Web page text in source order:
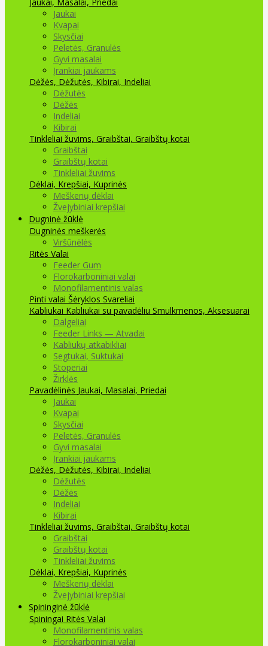
Jaukai
Kvapai
Skysčiai
Peletės, Granulės
Gyvi masalai
Įrankiai jaukams
Dėžės, Dėžutės, Kibirai, Indeliai
Dėžutės
Dėžės
Indeliai
Kibirai
Tinkleliai žuvims, Graibštai, Graibštų kotai
Graibštai
Graibštų kotai
Tinkleliai žuvims
Dėklai, Krepšiai, Kuprinės
Meškerių dėklai
Žvejybiniai krepšiai
Dugninė žūklė
Dugninės meškerės
Viršūnėlės
Ritės Valai
Feeder Gum
Florokarboniniai valai
Monofilamentinis valas
Pinti valai Šėryklos Svareliai
Kabliukai Kabliukai su pavadėliu Smulkmenos, Aksesuarai
Dalgeliai
Feeder Links — Atvadai
Kabliukų atkabikliai
Segtukai, Suktukai
Stoperiai
Žirklės
Pavadėlinės Jaukai, Masalai, Priedai
Jaukai
Kvapai
Skysčiai
Peletės, Granulės
Gyvi masalai
Įrankiai jaukams
Dėžės, Dėžutės, Kibirai, Indeliai
Dėžutės
Dėžės
Indeliai
Kibirai
Tinkleliai žuvims, Graibštai, Graibštų kotai
Graibštai
Graibštų kotai
Tinkleliai žuvims
Dėklai, Krepšiai, Kuprinės
Meškerių dėklai
Žvejybiniai krepšiai
Spininginė žūklė
Spiningai Ritės Valai
Monofilamentinis valas
Florokarboniniai valai